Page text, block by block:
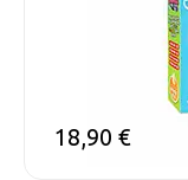
18,90 €